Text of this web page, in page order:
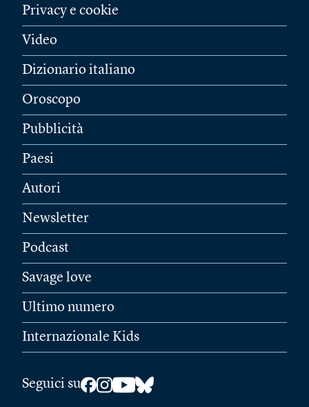
Privacy e cookie
Video
Dizionario italiano
Oroscopo
Pubblicità
Paesi
Autori
Newsletter
Podcast
Savage love
Ultimo numero
Internazionale Kids
Seguici su